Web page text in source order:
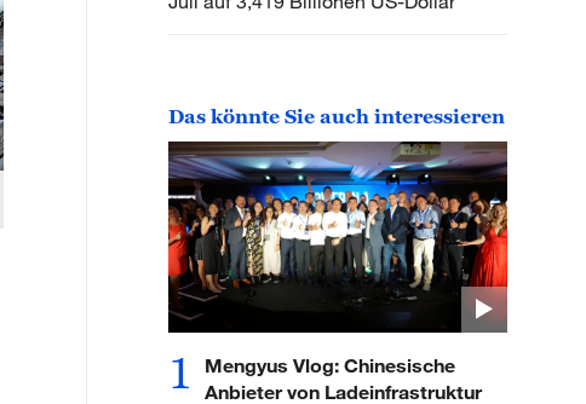
Das könnte Sie auch interessieren
1
Mengyus Vlog: Chinesische
Anbieter von Ladeinfrastruktur